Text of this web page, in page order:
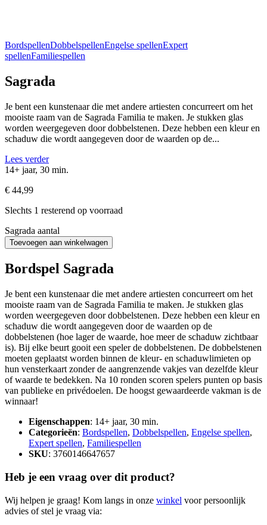
BordspellenDobbelspellenEngelse spellenExpert
spellenFamiliespellen
Sagrada
Je bent een kunstenaar die met andere artiesten concurreert om het
mooiste raam van de Sagrada Familia te maken. Je stukken glas
worden weergegeven door dobbelstenen. Deze hebben een kleur en
schaduw die wordt aangegeven door de waarden op de...
Lees verder
14+ jaar, 30 min.
€ 44,99
Slechts 1 resterend op voorraad
Sagrada aantal
Toevoegen aan winkelwagen
Bordspel Sagrada
Je bent een kunstenaar die met andere artiesten concurreert om het
mooiste raam van de Sagrada Familia te maken. Je stukken glas
worden weergegeven door dobbelstenen. Deze hebben een kleur en
schaduw die wordt aangegeven door de waarden op de
dobbelstenen (hoe lager de waarde, hoe meer de schaduw zichtbaar
is). Bij elke beurt gooit een speler de dobbelstenen. De dobbelstenen
moeten geplaatst worden binnen de kleur- en schaduwlimieten op
hun vensterkaart zonder de aangrenzende vakjes van dezelfde kleur
of waarde te bedekken. Na 10 ronden scoren spelers punten op basis
van publieke en privédoelen. De hoogst gewaardeerde vakman is de
winnaar!
Eigenschappen: 14+ jaar, 30 min.
Categorieën: Bordspellen, Dobbelspellen, Engelse spellen,
Expert spellen, Familiespellen
SKU: 3760146647657
Heb je een vraag over dit product?
Wij helpen je graag! Kom langs in onze winkel voor persoonlijk
advies of stel je vraag via: